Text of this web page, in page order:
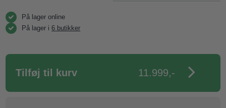
På lager online
På lager i6 butikker
11.999,-